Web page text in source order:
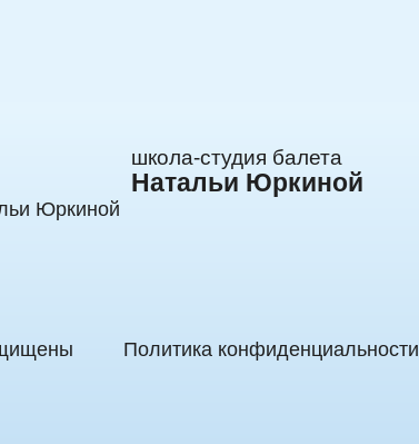
школа-студия балета
Натальи Юркиной
Политика конфиденциальности